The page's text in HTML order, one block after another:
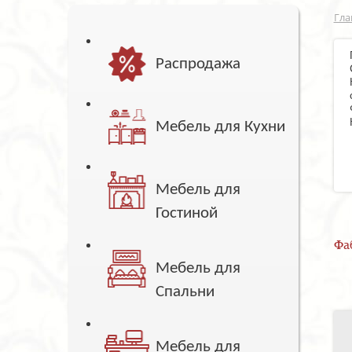
Распродажа
Мебель для Кухни
Мебель для
Гостиной
Мебель для
Спальни
Мебель для